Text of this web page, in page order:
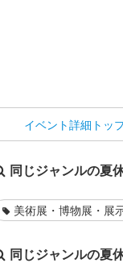
イベント詳細 トッ
同じジャンルの夏
美術展・博物展・展
同じジャンルの夏